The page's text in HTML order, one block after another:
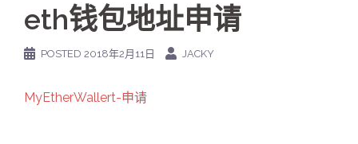
eth钱包地址申请
POSTED 2018年2月11日 JACKY
MyEtherWallert-申请